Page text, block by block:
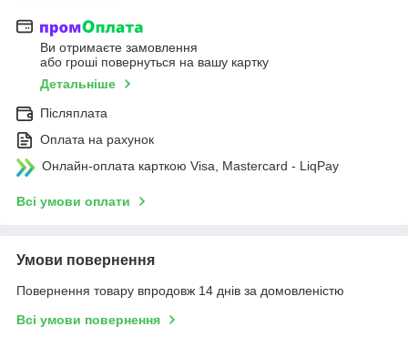
Ви отримаєте замовлення
або гроші повернуться на вашу картку
Детальніше
Післяплата
Оплата на рахунок
Онлайн-оплата карткою Visa, Mastercard - LiqPay
Всі умови оплати
Умови повернення
Повернення товару впродовж 14 днів за домовленістю
Всі умови повернення